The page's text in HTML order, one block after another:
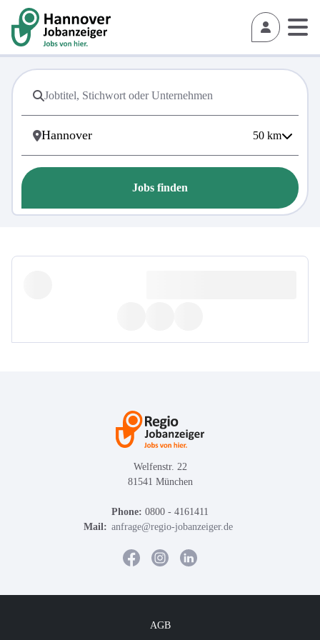
50 km
Jobs finden
Welfenstr. 22
81541 München
Phone: 0800 - 4161411
Mail: anfrage@regio-jobanzeiger.de
AGB